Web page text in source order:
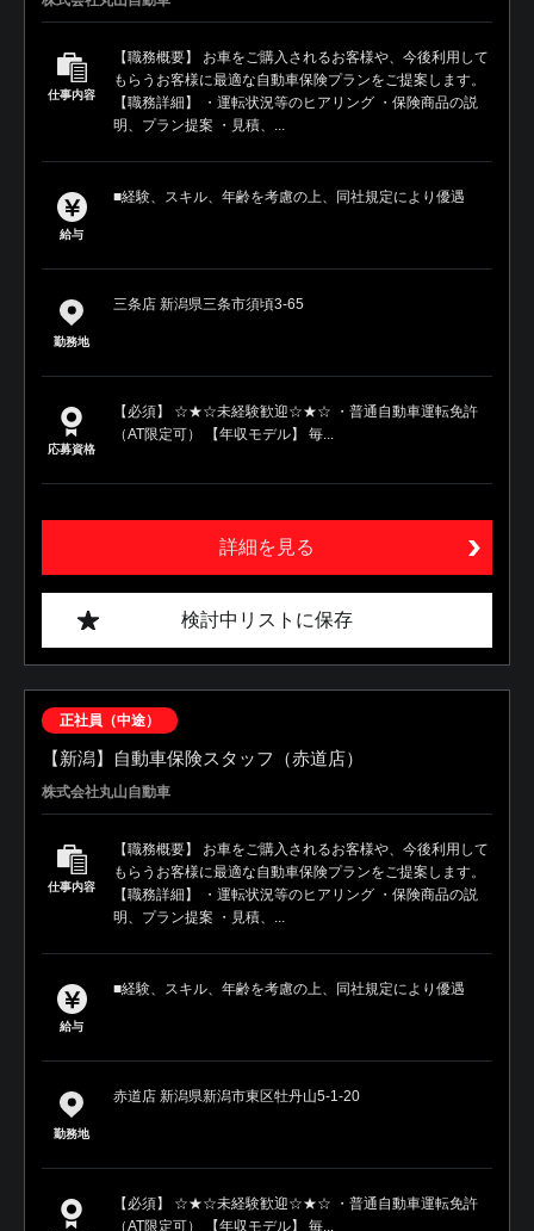
仕事内容
【職務概要】 お車をご購入されるお客様や、今後利用して
もらうお客様に最適な自動車保険プランをご提案します。
【職務詳細】 ・運転状況等のヒアリング ・保険商品の説
明、プラン提案 ・見積、...
給与
■経験、スキル、年齢を考慮の上、同社規定により優遇
勤務地
三条店 新潟県三条市須頃3-65
応募資格
【必須】 ☆★☆未経験歓迎☆★☆ ・普通自動車運転免許
（AT限定可） 【年収モデル】 毎...
詳細を見る
検討中リストに保存
正社員（中途）
【新潟】自動車保険スタッフ（赤道店）
株式会社丸山自動車
仕事内容
【職務概要】 お車をご購入されるお客様や、今後利用して
もらうお客様に最適な自動車保険プランをご提案します。
【職務詳細】 ・運転状況等のヒアリング ・保険商品の説
明、プラン提案 ・見積、...
給与
■経験、スキル、年齢を考慮の上、同社規定により優遇
勤務地
赤道店 新潟県新潟市東区牡丹山5-1-20
【必須】 ☆★☆未経験歓迎☆★☆ ・普通自動車運転免許
（AT限定可） 【年収モデル】 毎...